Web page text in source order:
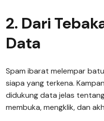
2. Dari
Data
Spam ibarat melempar
siapa yang terkena.
didukung data jelas
membuka, mengklik, dan